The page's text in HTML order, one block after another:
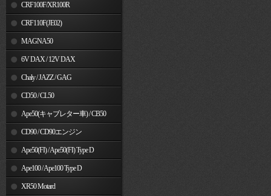
CRF100F/XR100R
CRF110F(JE02)
MAGNA50
6V DAX / 12V DAX
Chaly / JAZZ / GAG
CD50 / CL50
Ape50(キャブレター車) / CB50
CD90 / CD90エンジン
Ape50(FI) / Ape50(FI) Type D
Ape100 / Ape100 Type D
XR50 Motard